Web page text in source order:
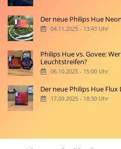
Der neue Philips Hue
04.11.2025 - 13:43 Uhr
Philips Hue vs. Govee:
Leuchtstreifen?
06.10.2025 - 15:00 Uhr
Der neue Philips Hue
17.09.2025 - 18:30 Uhr